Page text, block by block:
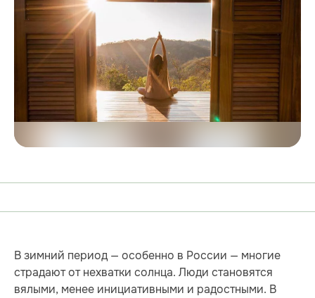
В зимний период — особенно в России — многие
страдают от нехватки солнца. Люди становятся
вялыми, менее инициативными и радостными. В